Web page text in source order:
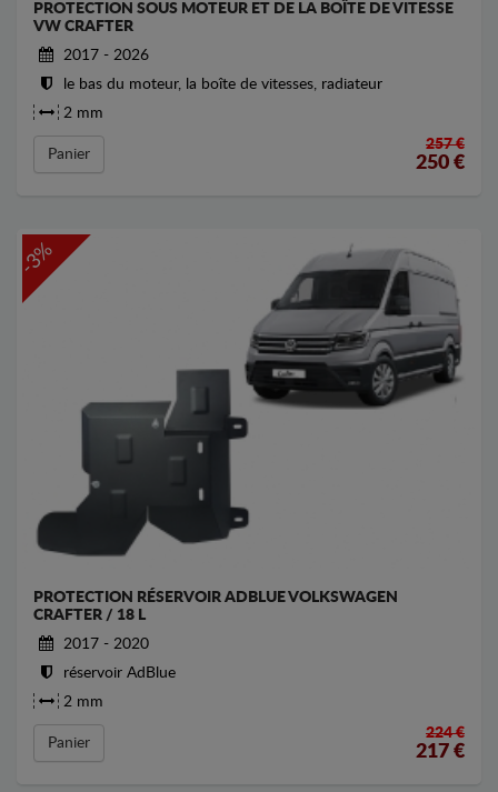
PROTECTION SOUS MOTEUR ET DE LA BOÎTE DE VITESSE
VW CRAFTER
2017 - 2026
le bas du moteur, la boîte de vitesses, radiateur
2 mm
Panier
257 €
250 €
-3%
PROTECTION RÉSERVOIR ADBLUE VOLKSWAGEN
CRAFTER / 18 L
2017 - 2020
réservoir AdBlue
2 mm
Panier
224 €
217 €